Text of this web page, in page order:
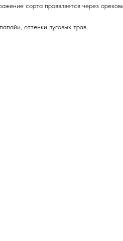
сорта проявляется через
оттенки луговых трав